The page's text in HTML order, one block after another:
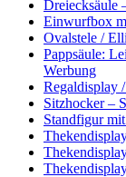
Dreiecksäule
Einwurfbox
Ovalstele /
Pappsäule:
Werbung
Regaldisplay
Sitzhocker –
Standfigur